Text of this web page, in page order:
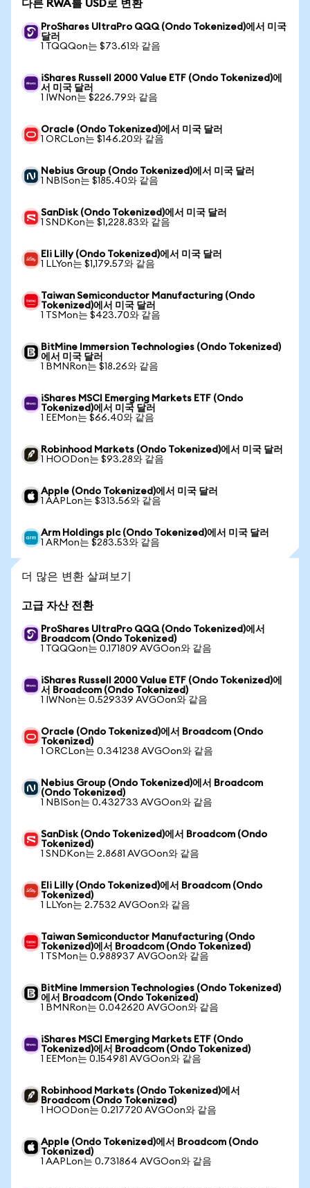
다른 RWA를 USD로 변환
ProShares UltraPro QQQ (Ondo Tokenized)에서 미국
달러
1 TQQQon는 $73.61와 같음
iShares Russell 2000 Value ETF (Ondo Tokenized)에
서 미국 달러
1 IWNon는 $226.79와 같음
Oracle (Ondo Tokenized)에서 미국 달러
1 ORCLon는 $146.20와 같음
Nebius Group (Ondo Tokenized)에서 미국 달러
1 NBISon는 $185.40와 같음
SanDisk (Ondo Tokenized)에서 미국 달러
1 SNDKon는 $1,228.83와 같음
Eli Lilly (Ondo Tokenized)에서 미국 달러
1 LLYon는 $1,179.57와 같음
Taiwan Semiconductor Manufacturing (Ondo
Tokenized)에서 미국 달러
1 TSMon는 $423.70와 같음
BitMine Immersion Technologies (Ondo Tokenized)
에서 미국 달러
1 BMNRon는 $18.26와 같음
iShares MSCI Emerging Markets ETF (Ondo
Tokenized)에서 미국 달러
1 EEMon는 $66.40와 같음
Robinhood Markets (Ondo Tokenized)에서 미국 달러
1 HOODon는 $93.28와 같음
Apple (Ondo Tokenized)에서 미국 달러
1 AAPLon는 $313.56와 같음
Arm Holdings plc (Ondo Tokenized)에서 미국 달러
1 ARMon는 $283.53와 같음
더 많은 변환 살펴보기
고급 자산 전환
ProShares UltraPro QQQ (Ondo Tokenized)에서
Broadcom (Ondo Tokenized)
1 TQQQon는 0.171809 AVGOon와 같음
iShares Russell 2000 Value ETF (Ondo Tokenized)에
서 Broadcom (Ondo Tokenized)
1 IWNon는 0.529339 AVGOon와 같음
Oracle (Ondo Tokenized)에서 Broadcom (Ondo
Tokenized)
1 ORCLon는 0.341238 AVGOon와 같음
Nebius Group (Ondo Tokenized)에서 Broadcom
(Ondo Tokenized)
1 NBISon는 0.432733 AVGOon와 같음
SanDisk (Ondo Tokenized)에서 Broadcom (Ondo
Tokenized)
1 SNDKon는 2.8681 AVGOon와 같음
Eli Lilly (Ondo Tokenized)에서 Broadcom (Ondo
Tokenized)
1 LLYon는 2.7532 AVGOon와 같음
Taiwan Semiconductor Manufacturing (Ondo
Tokenized)에서 Broadcom (Ondo Tokenized)
1 TSMon는 0.988937 AVGOon와 같음
BitMine Immersion Technologies (Ondo Tokenized)
에서 Broadcom (Ondo Tokenized)
1 BMNRon는 0.042620 AVGOon와 같음
iShares MSCI Emerging Markets ETF (Ondo
Tokenized)에서 Broadcom (Ondo Tokenized)
1 EEMon는 0.154981 AVGOon와 같음
Robinhood Markets (Ondo Tokenized)에서
Broadcom (Ondo Tokenized)
1 HOODon는 0.217720 AVGOon와 같음
Apple (Ondo Tokenized)에서 Broadcom (Ondo
Tokenized)
1 AAPLon는 0.731864 AVGOon와 같음